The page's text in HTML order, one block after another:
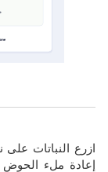
ازرع النباتات
إعادة ملء الحوض